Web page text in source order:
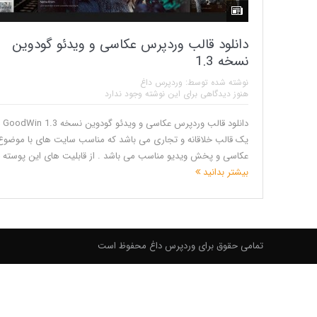
دانلود قالب وردپرس عکاسی و ویدئو گودوین
نسخه 1.3
نوشته شده توسط: وردپرس داغ
هنوز دیدگاهی برای این نوشته وجود ندارد
یک قالب خلاقانه و تجاری می باشد که مناسب سایت های با
عکاسی و پخش ویدیو مناسب می باشد . از قابلیت های این
بیشتر بدانید
تمامی حقوق برای وردپرس داغ محفوظ است